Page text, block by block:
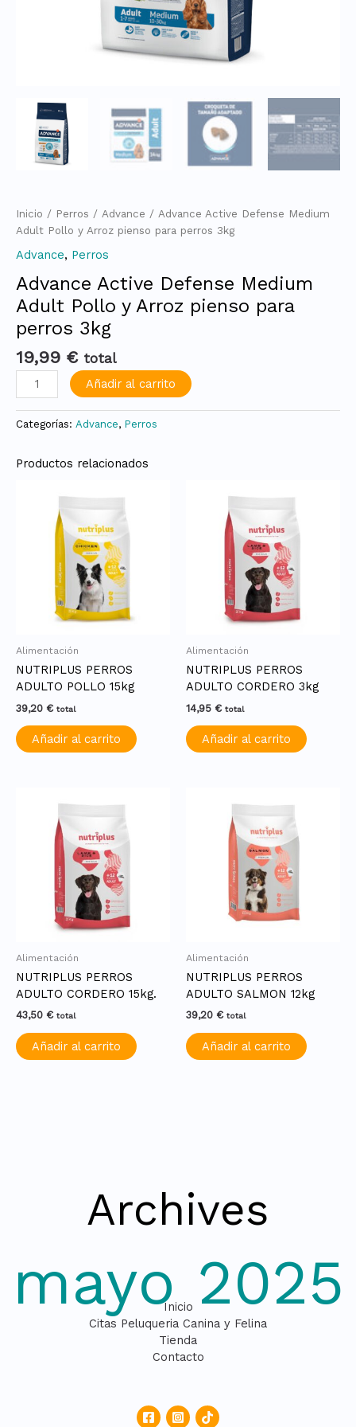
Inicio / Perros / Advance / Advance Active Defense Medium
Adult Pollo y Arroz pienso para perros 3kg
Advance, Perros
Advance Active Defense Medium
Adult Pollo y Arroz pienso para
perros 3kg
19,99 € total
Añadir al carrito
Categorías: Advance, Perros
Productos relacionados
Alimentación
NUTRIPLUS PERROS
ADULTO POLLO 15kg
39,20 € total
Añadir al carrito
Alimentación
NUTRIPLUS PERROS
ADULTO CORDERO 3kg
14,95 € total
Añadir al carrito
Alimentación
NUTRIPLUS PERROS
ADULTO CORDERO 15kg.
43,50 € total
Añadir al carrito
Alimentación
NUTRIPLUS PERROS
ADULTO SALMON 12kg
39,20 € total
Añadir al carrito
Archives
mayo 2025
Inicio
Citas Peluqueria Canina y Felina
Tienda
Contacto